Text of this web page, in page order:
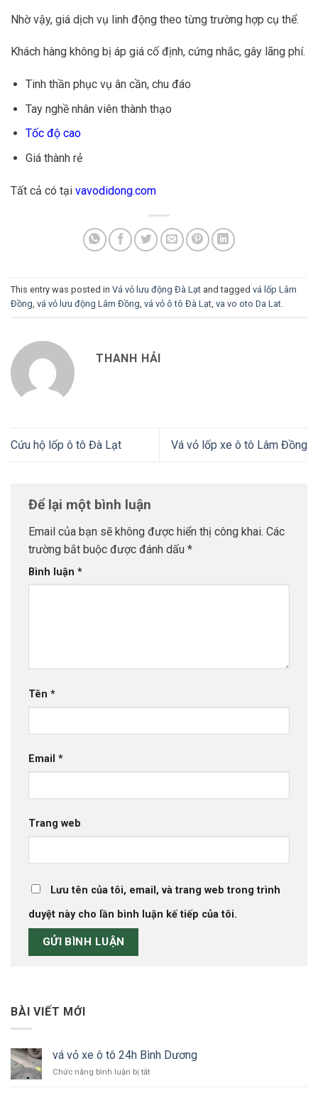
Nhờ vậy, giá dịch vụ linh động theo từng trường hợp cụ thể.
Khách hàng không bị áp giá cố định, cứng nhắc, gây lãng phí.
Tinh thần phục vụ ân cần, chu đáo
Tay nghề nhân viên thành thạo
Tốc độ cao
Giá thành rẻ
Tất cả có tại vavodidong.com
This entry was posted in Vá vỏ lưu động Đà Lạt and tagged vá lốp Lâm
Đồng, vá vỏ lưu động Lâm Đồng, vá vỏ ô tô Đà Lạt, va vo oto Da Lat.
THANH HẢI
Cứu hộ lốp ô tô Đà Lạt Vá vỏ lốp xe ô tô Lâm Đồng
Để lại một bình luận
Email của bạn sẽ không được hiển thị công khai. Các
trường bắt buộc được đánh dấu *
Bình luận *
Tên *
Email *
Trang web
Lưu tên của tôi, email, và trang web trong trình
duyệt này cho lần bình luận kế tiếp của tôi.
BÀI VIẾT MỚI
vá vỏ xe ô tô 24h Bình Dương
Chức năng bình luận bị tắtở